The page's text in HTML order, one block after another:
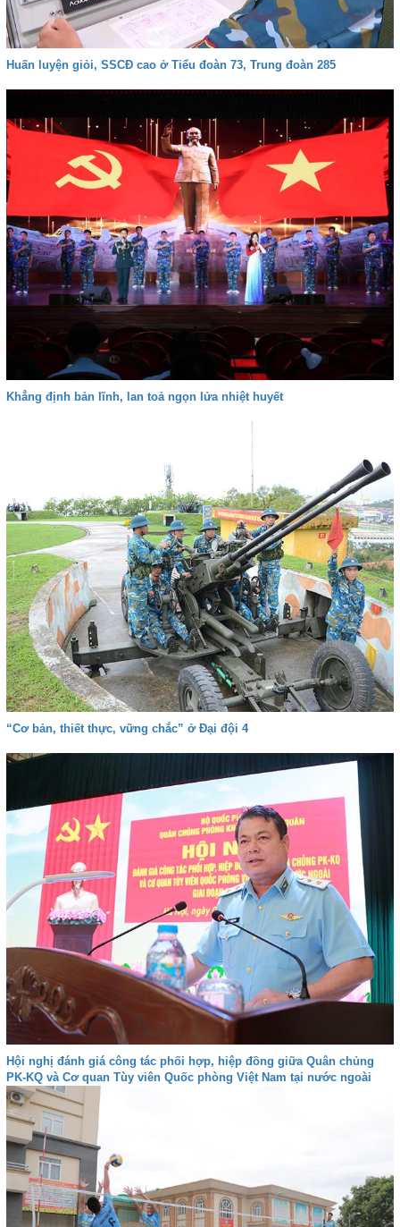
Huấn luyện giỏi, SSCĐ cao ở Tiểu đoàn 73, Trung đoàn 285
Khẳng định bản lĩnh, lan toả ngọn lửa nhiệt huyết
“Cơ bản, thiết thực, vững chắc” ở Đại đội 4
Hội nghị đánh giá công tác phối hợp, hiệp đồng giữa Quân chủng
PK-KQ và Cơ quan Tùy viên Quốc phòng Việt Nam tại nước ngoài